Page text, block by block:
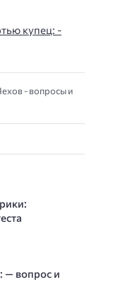
купец: -
- вопросы и
— вопрос и